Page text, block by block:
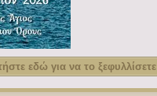
εδώ για να το ξεφυλλίσετε